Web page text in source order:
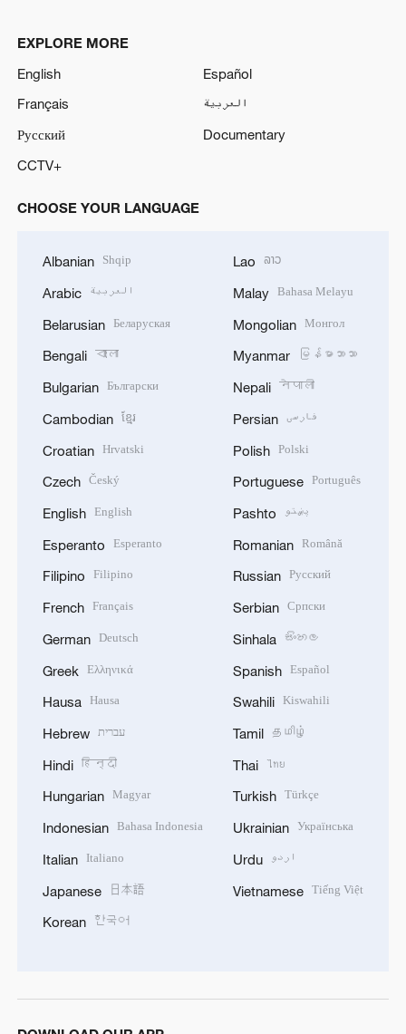
EXPLORE MORE
English
Español
Français
العربية
Русский
Documentary
CCTV+
CHOOSE YOUR LANGUAGE
Albanian Shqip
Arabic العربية
Belarusian Беларуская
Bengali বাংলা
Bulgarian Български
Cambodian ខ្មែរ
Croatian Hrvatski
Czech Český
English English
Esperanto Esperanto
Filipino Filipino
French Français
German Deutsch
Greek Ελληνικά
Hausa Hausa
Hebrew עברית
Hindi हिन्दी
Hungarian Magyar
Indonesian Bahasa Indonesia
Italian Italiano
Japanese 日本語
Korean 한국어
Lao ລາວ
Malay Bahasa Melayu
Mongolian Монгол
Myanmar မြန်မာဘာသာ
Nepali नेपाली
Persian فارسی
Polish Polski
Portuguese Português
Pashto پښتو
Romanian Română
Russian Русский
Serbian Српски
Sinhala සිංහල
Spanish Español
Swahili Kiswahili
Tamil தமிழ்
Thai ไทย
Turkish Türkçe
Ukrainian Українська
Urdu اردو
Vietnamese Tiếng Việt